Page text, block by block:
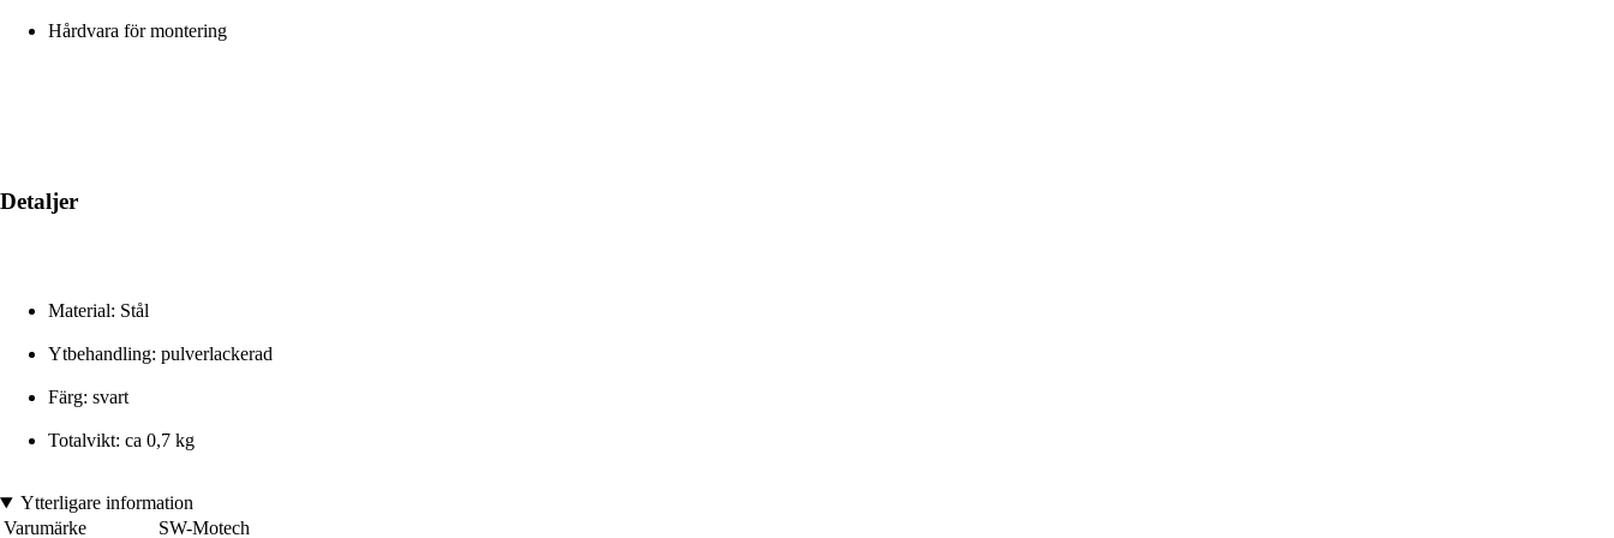
Hårdvara för montering
Detaljer
Material: Stål
Ytbehandling: pulverlackerad
Färg: svart
Totalvikt: ca 0,7 kg
Ytterligare information
Varumärke
SW-Motech